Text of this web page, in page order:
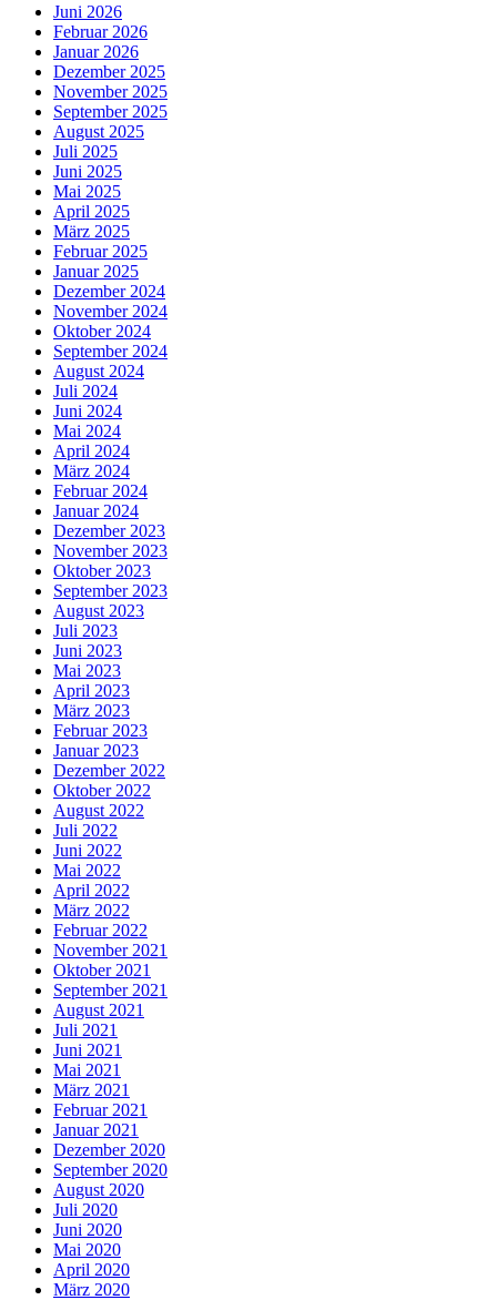
Juni 2026
Februar 2026
Januar 2026
Dezember 2025
November 2025
September 2025
August 2025
Juli 2025
Juni 2025
Mai 2025
April 2025
März 2025
Februar 2025
Januar 2025
Dezember 2024
November 2024
Oktober 2024
September 2024
August 2024
Juli 2024
Juni 2024
Mai 2024
April 2024
März 2024
Februar 2024
Januar 2024
Dezember 2023
November 2023
Oktober 2023
September 2023
August 2023
Juli 2023
Juni 2023
Mai 2023
April 2023
März 2023
Februar 2023
Januar 2023
Dezember 2022
Oktober 2022
August 2022
Juli 2022
Juni 2022
Mai 2022
April 2022
März 2022
Februar 2022
November 2021
Oktober 2021
September 2021
August 2021
Juli 2021
Juni 2021
Mai 2021
März 2021
Februar 2021
Januar 2021
Dezember 2020
September 2020
August 2020
Juli 2020
Juni 2020
Mai 2020
April 2020
März 2020